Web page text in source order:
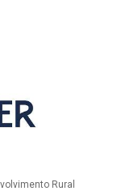
Rural